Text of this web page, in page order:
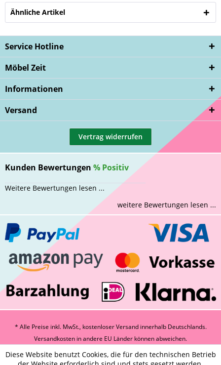
Ähnliche Artikel
Service Hotline
Möbel Zeit
Informationen
Versand
Vertrag widerrufen
Kunden Bewertungen % Positiv
Weitere Bewertungen lesen ...
weitere Bewertungen lesen ...
* Alle Preise inkl. MwSt., kostenloser Versand innerhalb Deutschlands.
Versandkosten in andere EU Länder können abweichen.
Diese Website benutzt Cookies, die für den technischen Betrieb